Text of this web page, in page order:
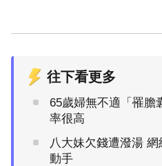
往下看更多
65歲婦無不適「罹膽
率很高
八大妹欠錢遭潑湯
動手